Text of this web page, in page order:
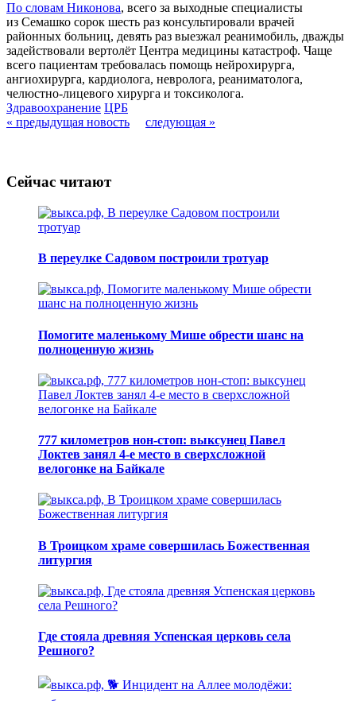
По словам Никонова, всего за выходные специалисты
из Семашко сорок шесть раз консультировали врачей
районных больниц, девять раз выезжал реанимобиль, дважды
задействовали вертолёт Центра медицины катастроф. Чаще
всего пациентам требовалась помощь нейрохирурга,
ангиохирурга, кардиолога, невролога, реаниматолога,
челюстно-лицевого хирурга и токсиколога.
Здравоохранение ЦРБ
« предыдущая новость
следующая »
Сейчас читают
В переулке Садовом построили тротуар
Помогите маленькому Мише обрести шанс на
полноценную жизнь
777 километров нон-стоп: выксунец Павел
Локтев занял 4-е место в сверхсложной
велогонке на Байкале
В Троицком храме совершилась Божественная
литургия
Где стояла древняя Успенская церковь села
Решного?